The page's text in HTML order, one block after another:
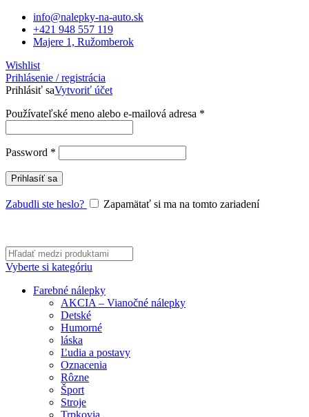
info@nalepky-na-auto.sk
+421 948 557 119
Majere 1, Ružomberok
Wishlist
Prihlásenie / registrácia
Prihlásiť saVytvoriť účet
Používateľské meno alebo e-mailová adresa *
Password *
Prihlasíť sa
Zabudli ste heslo? Zapamätať si ma na tomto zariadení
Vyberte si kategóriu
Farebné nálepky
AKCIA – Vianočné nálepky
Detské
Humorné
láska
Ľudia a postavy
Oznacenia
Rôzne
Šport
Stroje
Trpkovia